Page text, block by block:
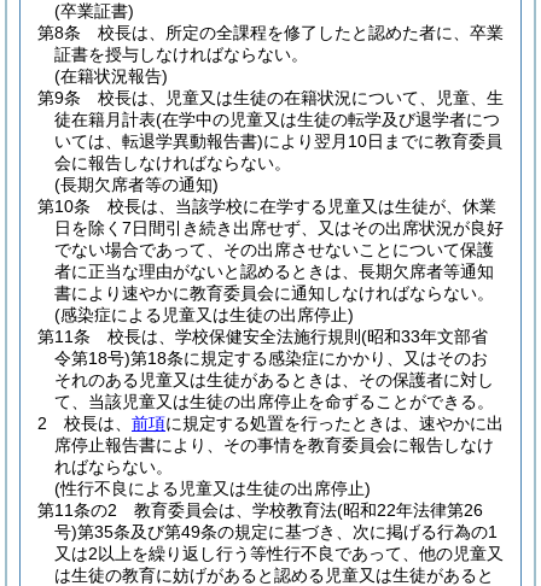
(卒業証書)
第8条
校長は、所定の全課程を修了したと認めた者に、卒業
証書を授与しなければならない。
(在籍状況報告)
第9条
校長は、児童又は生徒の在籍状況について、児童、生
徒在籍月計表(在学中の児童又は生徒の転学及び退学者につ
いては、転退学異動報告書)により翌月10日までに教育委員
会に報告しなければならない。
(長期欠席者等の通知)
第10条
校長は、当該学校に在学する児童又は生徒が、休業
日を除く7日間引き続き出席せず、又はその出席状況が良好
でない場合であって、その出席させないことについて保護
者に正当な理由がないと認めるときは、長期欠席者等通知
書により速やかに教育委員会に通知しなければならない。
(感染症による児童又は生徒の出席停止)
第11条
校長は、学校保健安全法施行規則 (昭和33年文部省
令第18号)第18条に規定する感染症にかかり、又はそのお
それのある児童又は生徒があるときは、その保護者に対し
て、当該児童又は生徒の出席停止を命ずることができる。
2
校長は、 前項に規定する処置を行ったときは、速やかに出
席停止報告書により、その事情を教育委員会に報告しなけ
ればならない。
(性行不良による児童又は生徒の出席停止)
第11条の2
教育委員会は、学校教育法(昭和22年法律第26
号)第35条及び第49条の規定に基づき、次に掲げる行為の1
又は2以上を繰り返し行う等性行不良であって、他の児童又
は生徒の教育に妨げがあると認める児童又は生徒があると